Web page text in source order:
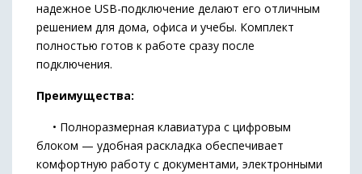
надежное USB-подключение делают его отличным
решением для дома, офиса и учебы. Комплект
полностью готов к работе сразу после
подключения.
Преимущества:
• Полноразмерная клавиатура с цифровым
блоком — удобная раскладка обеспечивает
комфортную работу с документами, электронными